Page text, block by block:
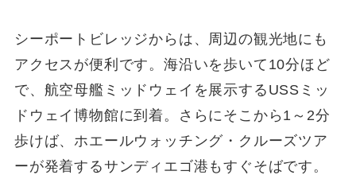
シーポートビレッジからは、周辺の観光地にも
アクセスが便利です。海沿いを歩いて10分ほど
で、航空母艦ミッドウェイを展示するUSSミッ
ドウェイ博物館に到着。さらにそこから1～2分
歩けば、ホエールウォッチング・クルーズツア
ーが発着するサンディエゴ港もすぐそばです。